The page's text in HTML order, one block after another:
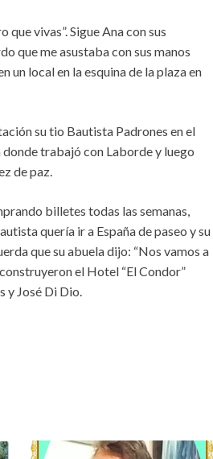
vivas”. Sigue Ana con sus
que me asustaba con sus manos
un local en la esquina de la plaza en
su tio Bautista Padrones en el
donde trabajó con Laborde y luego
de paz.
billetes todas las semanas,
quería ir a España de paseo y su
que su abuela dijo: “Nos vamos a
el Hotel “El Condor”
y José Di Dio.